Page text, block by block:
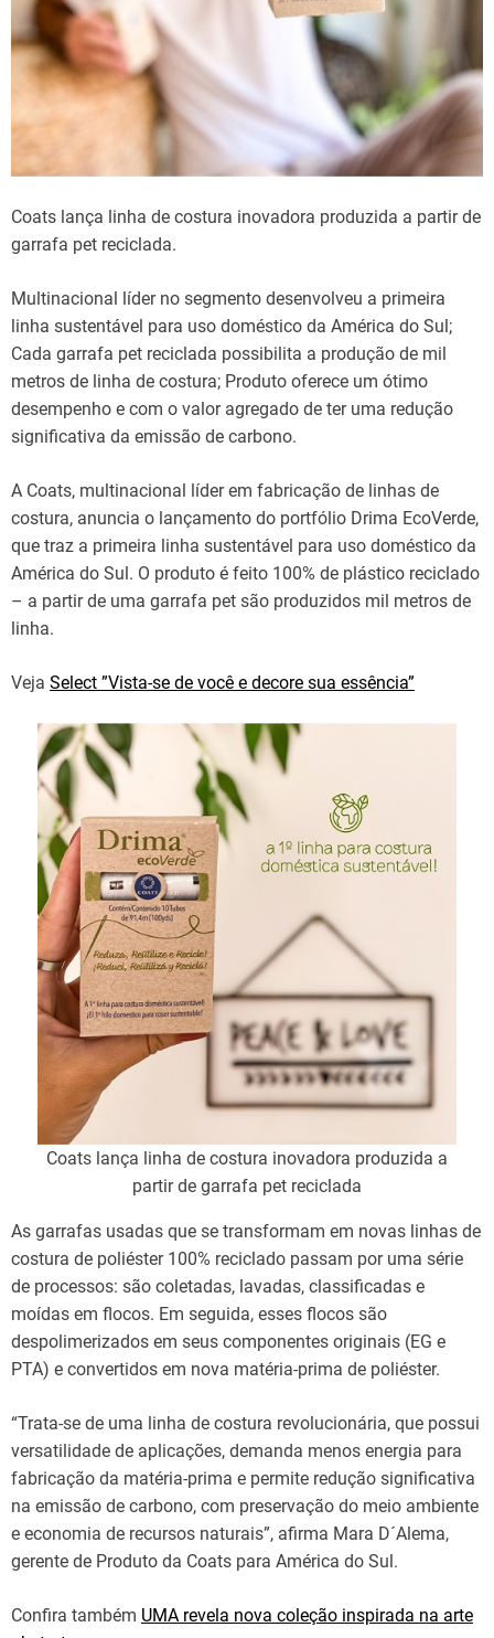
Coats lança linha de costura inovadora produzida a partir de
garrafa pet reciclada.
Multinacional líder no segmento desenvolveu a primeira
linha sustentável para uso doméstico da América do Sul;
Cada garrafa pet reciclada possibilita a produção de mil
metros de linha de costura; Produto oferece um ótimo
desempenho e com o valor agregado de ter uma redução
significativa da emissão de carbono.
A Coats, multinacional líder em fabricação de linhas de
costura, anuncia o lançamento do portfólio Drima EcoVerde,
que traz a primeira linha sustentável para uso doméstico da
América do Sul. O produto é feito 100% de plástico reciclado
– a partir de uma garrafa pet são produzidos mil metros de
linha.
Veja Select ”Vista-se de você e decore sua essência”
Coats lança linha de costura inovadora produzida a
partir de garrafa pet reciclada
As garrafas usadas que se transformam em novas linhas de
costura de poliéster 100% reciclado passam por uma série
de processos: são coletadas, lavadas, classificadas e
moídas em flocos. Em seguida, esses flocos são
despolimerizados em seus componentes originais (EG e
PTA) e convertidos em nova matéria-prima de poliéster.
“Trata-se de uma linha de costura revolucionária, que possui
versatilidade de aplicações, demanda menos energia para
fabricação da matéria-prima e permite redução significativa
na emissão de carbono, com preservação do meio ambiente
e economia de recursos naturais”, afirma Mara D´Alema,
gerente de Produto da Coats para América do Sul.
Confira também UMA revela nova coleção inspirada na arte